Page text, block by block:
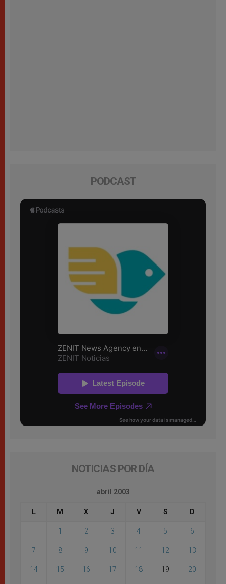
PODCAST
NOTICIAS POR DÍA
abril 2003
L M X J V S D
1 2 3 4 5 6
7 8 9 10 11 12 13
14 15 16 17 18 19 20